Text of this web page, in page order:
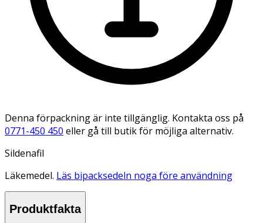
Denna förpackning är inte tillgänglig. Kontakta oss på
0771-450 450 eller gå till butik för möjliga alternativ.
Sildenafil
Läkemedel. Läs bipacksedeln noga före användning
Produktfakta